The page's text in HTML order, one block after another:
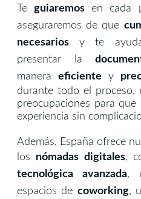
Teguiaremos en cada
aseguraremos de que
necesarios y te
presentar la
manera eficiente y
durante todo el proceso,
preocupaciones para
experiencia sin
Además, España ofrece
los nómadas digitales,
tecnológica
avanzada,
espacios de coworking,